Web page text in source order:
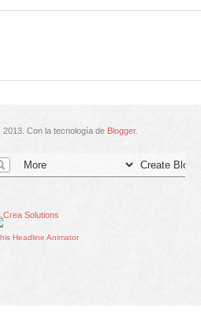
Con la tecnología de Blogger.
Headline Animator